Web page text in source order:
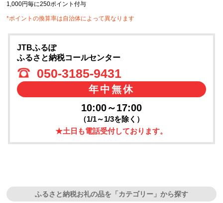
1,000円毎に250ポイント付与
*ポイントの換算率は自治体によって異なります
JTBふるぽ
ふるさと納税コールセンター
050-3185-9431
年中無休
10:00～17:00
（1/1～1/3を除く）
★土日も電話受付しております。
ふるさと納税お礼の品を「カテゴリー」から探す